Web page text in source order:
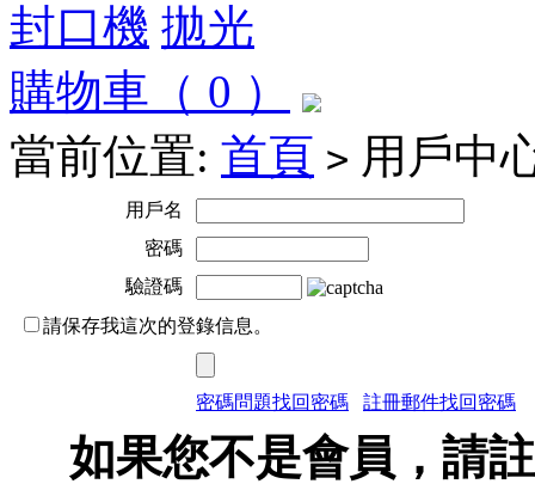
封口機 拋光
購物車（ 0 ）
當前位置: 首頁 > 用戶中
用戶名
密碼
驗證碼
請保存我這次的登錄信息。
密碼問題找回密碼 註冊郵件找回密碼
如果您不是會員，請